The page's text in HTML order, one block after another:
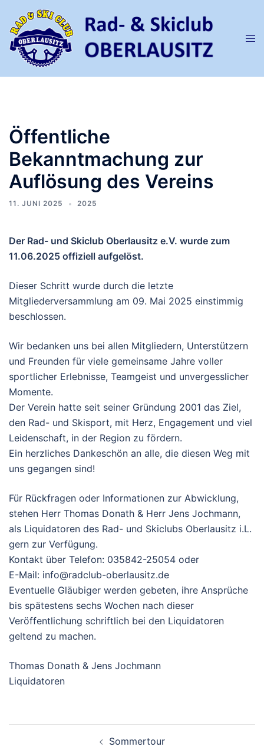
Inhalt
springen
Öffentliche
Bekanntmachung zur
Auflösung des Vereins
11. JUNI 2025 2025
Der Rad- und Skiclub Oberlausitz e.V. wurde zum
11.06.2025 offiziell aufgelöst.
Dieser Schritt wurde durch die letzte
Mitgliederversammlung am 09. Mai 2025 einstimmig
beschlossen.
Wir bedanken uns bei allen Mitgliedern, Unterstützern
und Freunden für viele gemeinsame Jahre voller
sportlicher Erlebnisse, Teamgeist und unvergesslicher
Momente.
Der Verein hatte seit seiner Gründung 2001 das Ziel,
den Rad- und Skisport, mit Herz, Engagement und viel
Leidenschaft, in der Region zu fördern.
Ein herzliches Dankeschön an alle, die diesen Weg mit
uns gegangen sind!
Für Rückfragen oder Informationen zur Abwicklung,
stehen Herr Thomas Donath & Herr Jens Jochmann,
als Liquidatoren des Rad- und Skiclubs Oberlausitz i.L.
gern zur Verfügung.
Kontakt über Telefon: 035842-25054 oder
E-Mail: info@radclub-oberlausitz.de
Eventuelle Gläubiger werden gebeten, ihre Ansprüche
bis spätestens sechs Wochen nach dieser
Veröffentlichung schriftlich bei den Liquidatoren
geltend zu machen.
Thomas Donath & Jens Jochmann
Liquidatoren
Sommertour